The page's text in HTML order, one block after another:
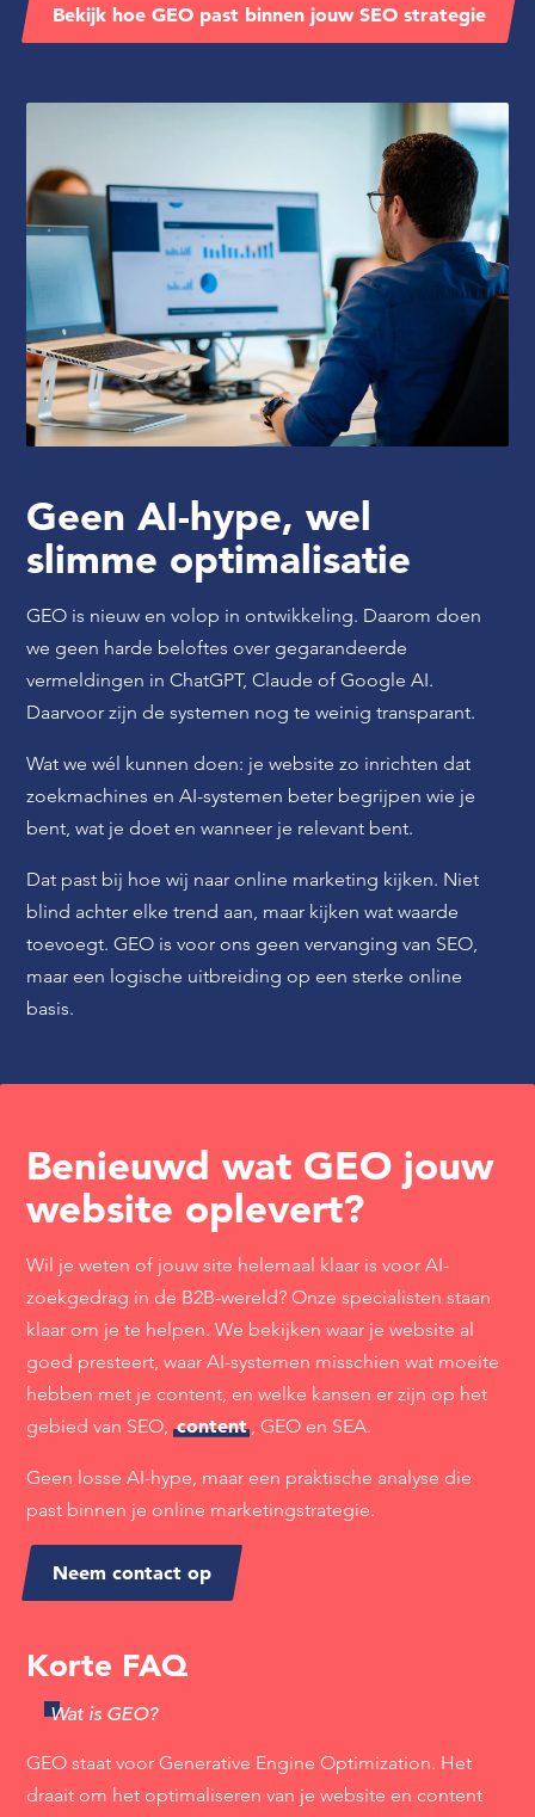
Bekijk hoe GEO past binnen jouw SEO strategie
Geen AI-hype, wel
slimme optimalisatie
GEO is nieuw en volop in ontwikkeling. Daarom doen
we geen harde beloftes over gegarandeerde
vermeldingen in ChatGPT, Claude of Google AI.
Daarvoor zijn de systemen nog te weinig transparant.
Wat we wél kunnen doen: je website zo inrichten dat
zoekmachines en AI-systemen beter begrijpen wie je
bent, wat je doet en wanneer je relevant bent.
Dat past bij hoe wij naar online marketing kijken. Niet
blind achter elke trend aan, maar kijken wat waarde
toevoegt. GEO is voor ons geen vervanging van SEO,
maar een logische uitbreiding op een sterke online
basis.
Benieuwd wat GEO jouw
website oplevert?
Wil je weten of jouw site helemaal klaar is voor AI-
zoekgedrag in de B2B-wereld? Onze specialisten staan
klaar om je te helpen. We bekijken waar je website al
goed presteert, waar AI-systemen misschien wat moeite
hebben met je content, en welke kansen er zijn op het
gebied van SEO,content , GEO en SEA.
Geen losse AI-hype, maar een praktische analyse die
past binnen je online marketingstrategie.
Neem contact op
Korte FAQ
Wat is GEO?
GEO staat voor Generative Engine Optimization. Het
draait om het optimaliseren van je website en content